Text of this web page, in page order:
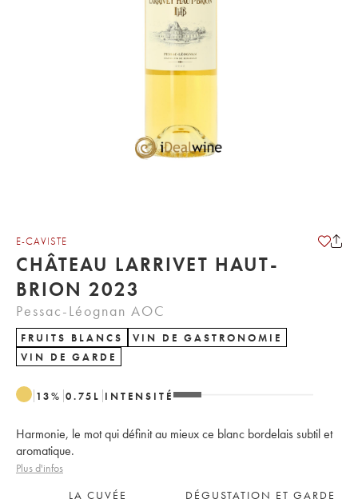
E-CAVISTE
CHÂTEAU LARRIVET HAUT-
BRION 2023
Pessac-Léognan AOC
FRUITS BLANCS
VIN DE GASTRONOMIE
VIN DE GARDE
13% 0.75 L INTENSITÉ
Harmonie, le mot qui définit au mieux ce blanc bordelais subtil et
aromatique.
Plus d'infos
LA CUVÉE
DÉGUSTATION ET GARDE